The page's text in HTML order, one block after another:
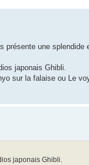
une splendide
japonais Ghibli.
sur la falaise ou Le
japonais Ghibli.